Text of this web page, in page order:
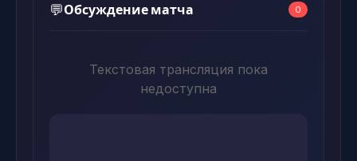
💬Обсуждение матча 0
Текстовая трансляция пока
недоступна